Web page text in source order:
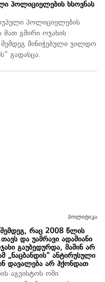
პოლიციელების ხსოვნას
პოლიციელების
მათ გმირი ოჯახის
მინიჭებული ჯილდო
გადასცა.
პოლიტიკა
რაც 2008 წლის
და უამრავი ადამიანი
გაუბედურდა, მაშინ არ
„ნაცბანდის“ ანტირუსული
დავალება არ ჰქონდათ
აგვისტოს ომი